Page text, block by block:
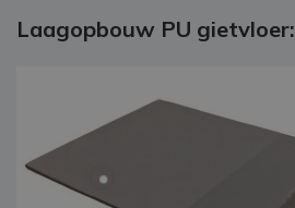
Laagopbouw PU gietvloer: